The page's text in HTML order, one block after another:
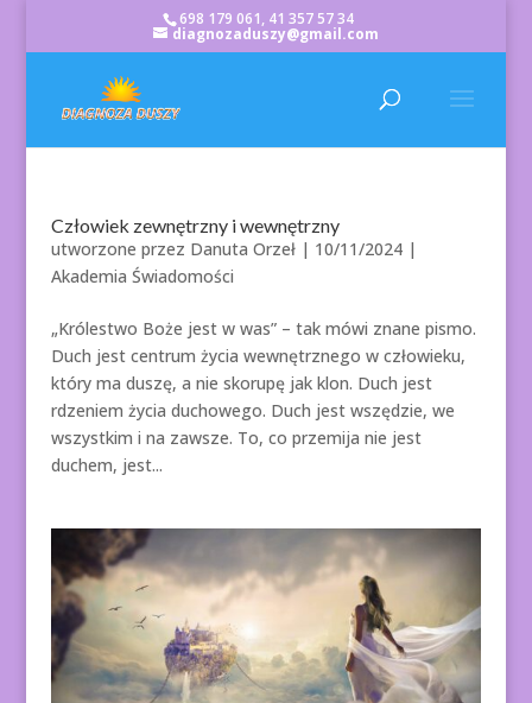
698 179 061, 41 357 57 34
diagnozaduszy@gmail.com
Człowiek zewnętrzny i wewnętrzny
utworzone przez Danuta Orzeł| 10/11/2024|
Akademia Świadomości
„Królestwo Boże jest w was” – tak mówi znane pismo.
Duch jest centrum życia wewnętrznego w człowieku,
który ma duszę, a nie skorupę jak klon. Duch jest
rdzeniem życia duchowego. Duch jest wszędzie, we
wszystkim i na zawsze. To, co przemija nie jest
duchem, jest...